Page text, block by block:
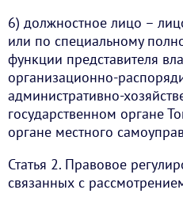
6) должностное лицо –
или по специальному
функции представителя
организационно-
административно-
государственном органе
органе местного
Статья 2. Правовое
связанных с